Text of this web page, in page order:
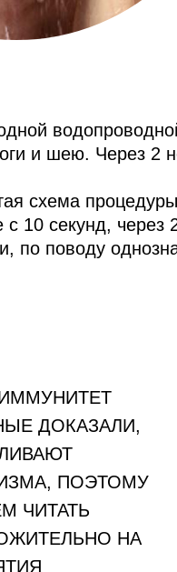
и шею. Через
схема
с 10 секунд,
по поводу
ДОКАЗАЛИ,
ПОЭТОМУ
ЧИТАТЬ
НА